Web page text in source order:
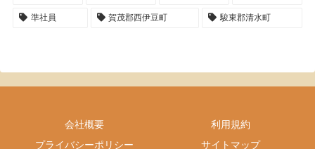
準社員 賀茂郡西伊豆町 駿東郡清水町
会社概要
利用規約
プライバシーポリシー
サイトマップ